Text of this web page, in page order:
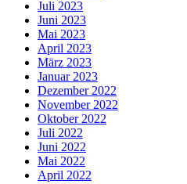
Juli 2023
Juni 2023
Mai 2023
April 2023
März 2023
Januar 2023
Dezember 2022
November 2022
Oktober 2022
Juli 2022
Juni 2022
Mai 2022
April 2022